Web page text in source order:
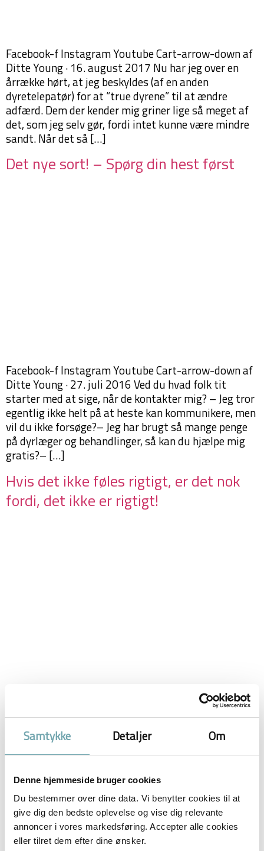
Samtykke Detaljer Om
Denne hjemmeside bruger cookies
Du bestemmer over dine data. Vi benytter cookies til at
give dig den bedste oplevelse og vise dig relevante
annoncer i vores markedsføring. Accepter alle cookies
eller tilret dem efter dine ønsker.
Facebook-f Instagram Youtube Cart-arrow-down af
Ditte Young · 16. august 2017 Nu har jeg over en
årrække hørt, at jeg beskyldes (af en anden
dyretelepatør) for at “true dyrene” til at ændre
adfærd. Dem der kender mig griner lige så meget af
det, som jeg selv gør, fordi intet kunne være mindre
sandt. Når det så […]
Det nye sort! – Spørg din hest først
Facebook-f Instagram Youtube Cart-arrow-down af
Ditte Young · 27. juli 2016 Ved du hvad folk tit
starter med at sige, når de kontakter mig? – Jeg tror
egentlig ikke helt på at heste kan kommunikere, men
vil du ikke forsøge?– Jeg har brugt så mange penge
på dyrlæger og behandlinger, så kan du hjælpe mig
gratis?– […]
Hvis det ikke føles rigtigt, er det nok
fordi, det ikke er rigtigt!
Facebook-f Instagram Youtube Cart-arrow-down af
Ditte Young · 23. april 2016 Jeg er ikke ridepige selv.
Det ved de fleste af jer efterhånden. Mine erfaringer
hestene er individer, og rytterne også er det. […]
Heste med “det gode sind” – og hvem
kigger på så rytterens?